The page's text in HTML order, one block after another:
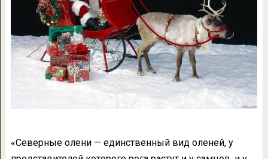
«Северные олени — единственный вид оленей, у